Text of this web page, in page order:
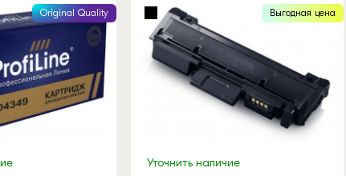
Original Quality Выгодная цена
Уточнить наличие